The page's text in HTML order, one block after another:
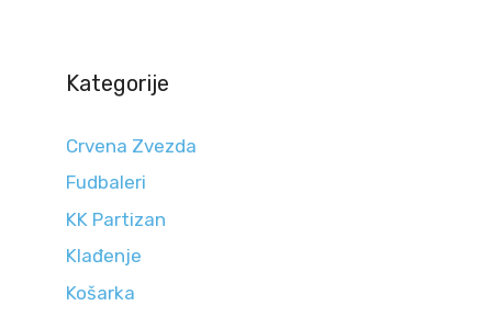
Kategorije
Crvena Zvezda
Fudbaleri
KK Partizan
Klađenje
Košarka